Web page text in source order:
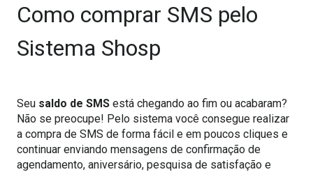
Como comprar SMS pelo
Sistema Shosp
Seu saldo de SMS está chegando ao fim ou acabaram?
Não se preocupe! Pelo sistema você consegue realizar
a compra de SMS de forma fácil e em poucos cliques e
continuar enviando mensagens de confirmação de
agendamento, aniversário, pesquisa de satisfação e